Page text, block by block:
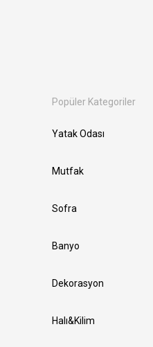
Popüler Kategoriler
Yatak Odası
Mutfak
Sofra
Banyo
Dekorasyon
Halı&Kilim